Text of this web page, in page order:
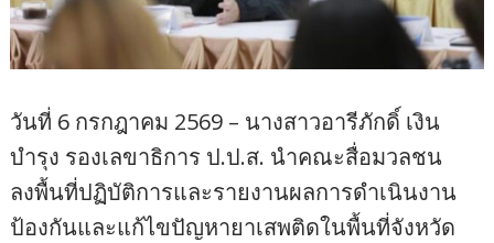
วันที่ 6 กรกฎาคม 2569 – นางสาวอารีภักดิ์ เงิน
บำรุง รองเลขาธิการ ป.ป.ส. นำคณะสื่อมวลชน
ลงพื้นที่ปฏิบัติการและรายงานผลการดำเนินงาน
ป้องกันและแก้ไขปัญหายาเสพติดในพื้นที่จังหวัด